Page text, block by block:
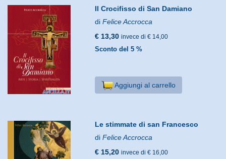
Il Crocifisso di San Damiano
diFelice Accrocca
€ 13,30 invece di € 14,00
Sconto del 5 %
Aggiungi al carrello
Le stimmate di san Francesco
diFelice Accrocca
€ 15,20 invece di € 16,00